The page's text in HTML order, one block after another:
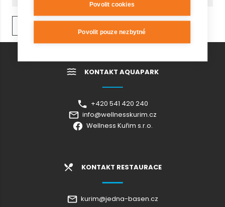
KONTAKT AQUAPARK
+420 541 420 240
info@wellnesskurim.cz
Wellness Kuřim s.r.o.
KONTAKT RESTAURACE
kurim@jedna-basen.cz
Povolit cookies
Povolit pouze nezbytné